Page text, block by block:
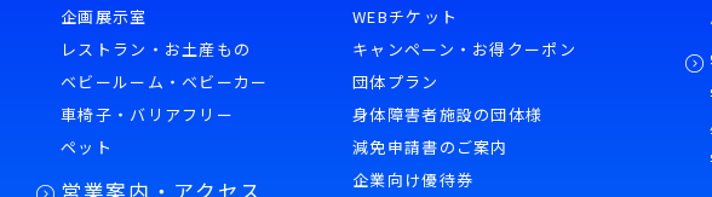
企画展示室
レストラン・お土産もの
ベビールーム・ベビーカー
車椅子・バリアフリー
ペット
営業案内・アクセス
WEBチケット
キャンペーン・お得クーポン
団体プラン
身体障害者施設の団体様
減免申請書のご案内
企業向け優待券